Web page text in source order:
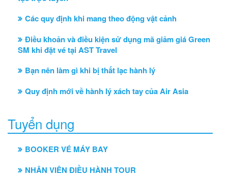
Các quy định khi mang theo động vật cảnh
Điều khoản và điều kiện sử dụng mã giảm giá Green
SM khi đặt vé tại AST Travel
Bạn nên làm gì khi bị thất lạc hành lý
Quy định mới về hành lý xách tay của Air Asia
Tuyển dụng
BOOKER VÉ MÁY BAY
NHÂN VIÊN ĐIỀU HÀNH TOUR